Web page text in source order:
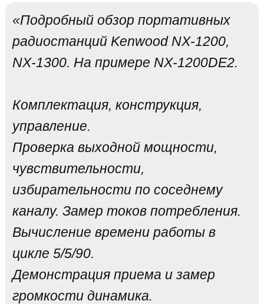
«Подробный обзор портативных
радиостанций Kenwood NX-1200,
NX-1300. На примере NX-1200DE2.
Комплектация, конструкция,
управление.
Проверка выходной мощности,
чувствительности,
избирательности по соседнему
каналу. Замер токов потребления.
Вычисление времени работы в
цикле 5/5/90.
Демонстрация приема и замер
громкости динамика.